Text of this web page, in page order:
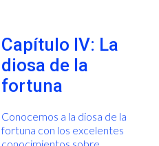
Capítulo IV: La
diosa de la
fortuna
Conocemos a la diosa de la
fortuna con los excelentes